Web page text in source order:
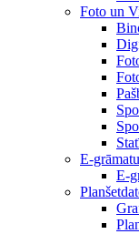
Foto un
E-
E-